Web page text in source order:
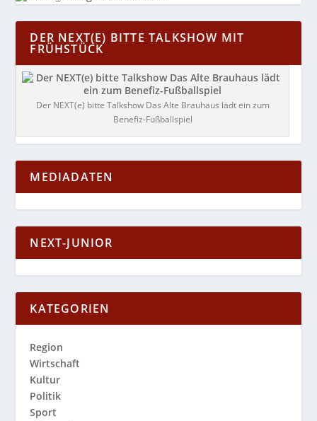
DER NEXT(E) BITTE TALKSHOW MIT
FRÜHSTÜCK
Der NEXT(e) bitte Talkshow Das Alte Brauhaus lädt ein zum
Benefiz-Fußballspiel
MEDIADATEN
NEXT-JUNIOR
KATEGORIEN
Region
Wirtschaft
Kultur
Politik
Sport